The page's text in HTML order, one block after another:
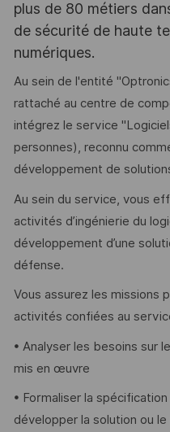
plus de 80 métiers
de sécurité de haute
numériques.
Au sein de l'entité
rattaché au centre de
intégrez le service
personnes), reconnu
développement de
Au sein du service, vous
activités d’ingénierie du
développement d’une
défense.
Vous assurez les missions
activités confiées au
• Analyser les besoins sur
mis en œuvre
• Formaliser la
développer la solution ou le